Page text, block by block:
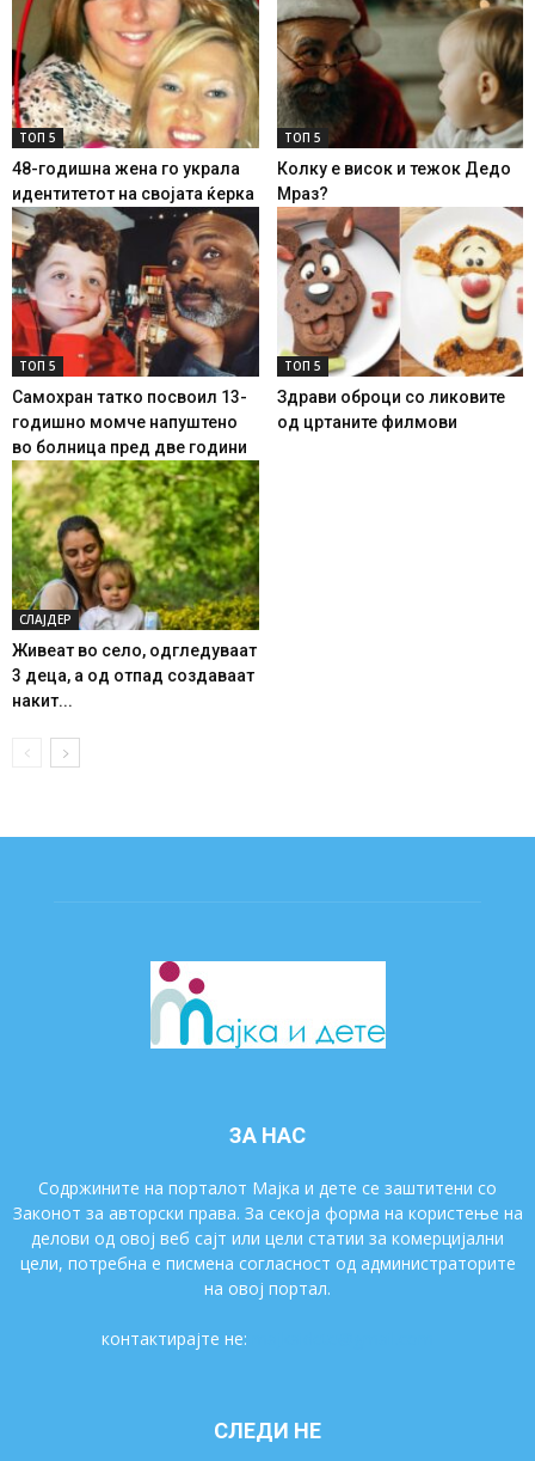
ТОП 5
48-годишна жена го украла
идентитетот на својата ќерка
ТОП 5
Колку е висок и тежок Дедо
Мраз?
ТОП 5
Самохран татко посвоил 13-
годишно момче напуштено
во болница пред две години
ТОП 5
Здрави оброци со ликовите
од цртаните филмови
СЛАЈДЕР
Живеат во село, одгледуваат
3 деца, а од отпад создаваат
накит...
ЗА НАС
Содржините на порталот Мајка и дете се заштитени со
Законот за авторски права. За секоја форма на користење на
делови од овој веб сајт или цели статии за комерцијални
цели, потребна е писмена согласност од администраторите
на овој портал.
контактирајте не:
СЛЕДИ НЕ